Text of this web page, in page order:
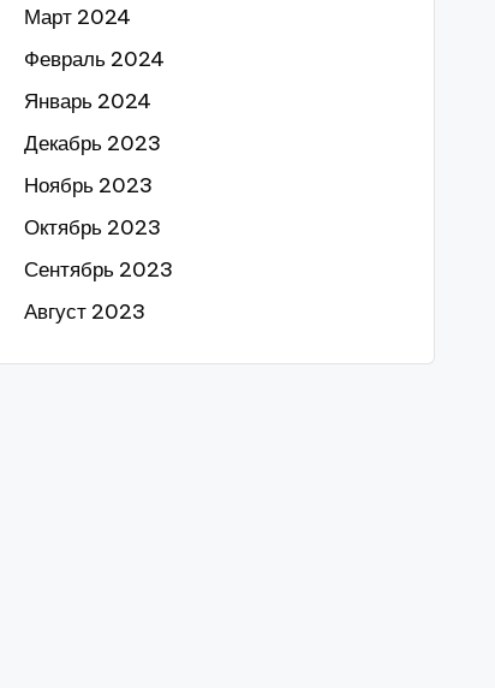
Март 2024
Февраль 2024
Январь 2024
Декабрь 2023
Ноябрь 2023
Октябрь 2023
Сентябрь 2023
Август 2023